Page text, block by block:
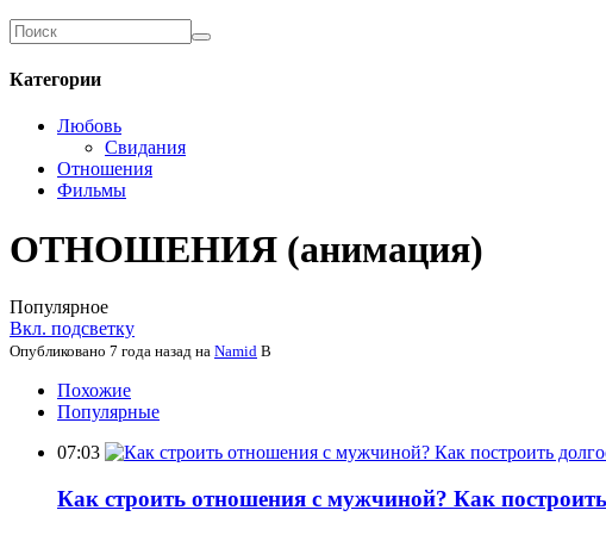
Категории
Любовь
Свидания
Отношения
Фильмы
ОТНОШЕНИЯ (анимация)
Популярное
Вкл. подсветку
Опубликовано 7 года назад на Namid В
Похожие
Популярные
07:03
Как строить отношения с мужчиной? Как